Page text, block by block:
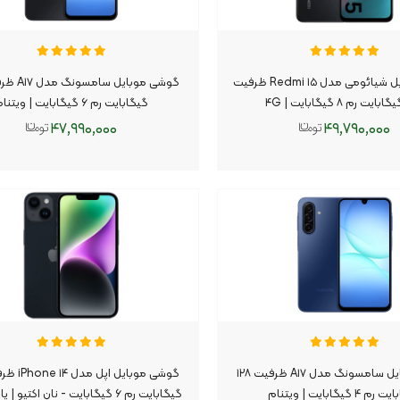
گوشی موبایل شیائومی مدل Redmi ۱۵ ظرفیت
۴۹,۷۹۰,۰۰۰
گیگابایت رم ۶ گیگابایت | ویتنام
۴۷,۹۹۰,۰۰۰
گوشی موبایل سامسونگ مدل A۱۷ ظرفیت ۱۲۸
گیگابایت | ویتنام
گیگابایت رم ۶ گیگابایت - نان